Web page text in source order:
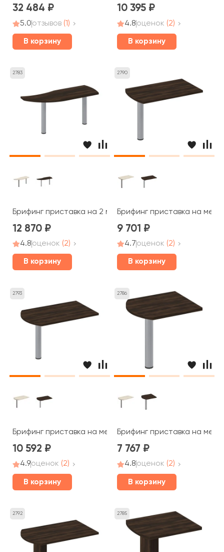
32 484
5.0отзывов (1)
В корзину
10 395
4.8оценок (2)
В корзину
2783
Брифинг приставка на 2 металлических опорах
12 870
4.8оценок (2)
В корзину
2790
Брифинг приставка на
9 701
4.7оценок (2)
В корзину
2793
Брифинг приставка на металлической опоре
10 592
4.9оценок (2)
В корзину
2786
Брифинг приставка на
7 767
4.8оценок (2)
В корзину
2792 2785